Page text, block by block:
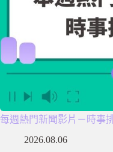
每週熱門新聞影片－時事
2026.08.06